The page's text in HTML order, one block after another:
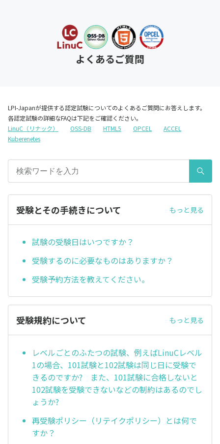
よくあるご質問
LPI-Japanが提供する認定試験についてのよくあるご質問にお答えします。
各認定試験の詳細なFAQは下記をご確認ください。
LinuC（リナック）
OSS-DB HTML5 OPCEL
ACCEL
Kuberenetes
受験とその手続きについて もっと見る
試験の受験日はいつですか？
受験するのに必要なものはありますか？
受験予約方法を教えてください。
受験規約について もっと見る
レベルごとのふたつの試験、例えばLinuCレベル
1の場合、101試験と102試験は同じ日に受験で
きるのですか? また、101試験に合格しないと
102試験を受験できないなどの制約はあるのでし
ょうか?
再受験ポリシー（リテイクポリシー）とは何で
すか？